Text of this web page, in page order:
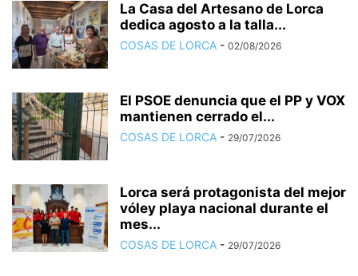
La Casa del Artesano de Lorca
dedica agosto a la talla...
COSAS DE LORCA - 02/08/2026
El PSOE denuncia que el PP y VOX
mantienen cerrado el...
COSAS DE LORCA - 29/07/2026
Lorca será protagonista del mejor
vóley playa nacional durante el
mes...
COSAS DE LORCA - 29/07/2026